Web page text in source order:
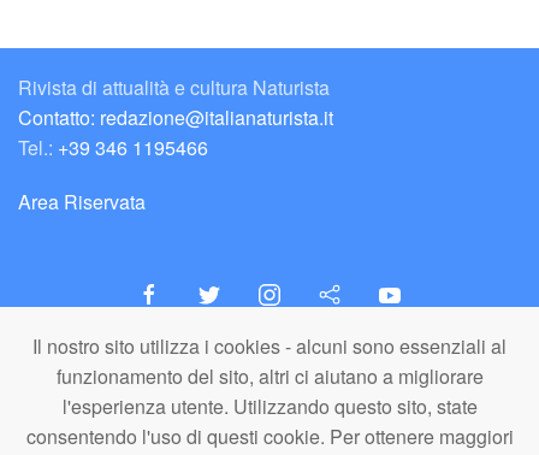
Il nostro sito utilizza i cookies - alcuni sono essenziali al
funzionamento del sito, altri ci aiutano a migliorare
l'esperienza utente. Utilizzando questo sito, state
consentendo l'uso di questi cookie. Per ottenere maggiori
Rivista di attualità e cultura Naturista
Contatto: redazione@italianaturista.it
Tel.: +39 346 1195466
Area Riservata
italiaNATURISTA
Editore e Redazione
A.N.ITA. Associazione Naturista Italiana (APS)
C.F. 80203710159